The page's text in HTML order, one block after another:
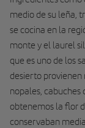
medio de su leña,
se cocina en la
monte y el laurel
que es uno de los
desierto provienen
nopales, cabuches
obtenemos la flor
conservaban